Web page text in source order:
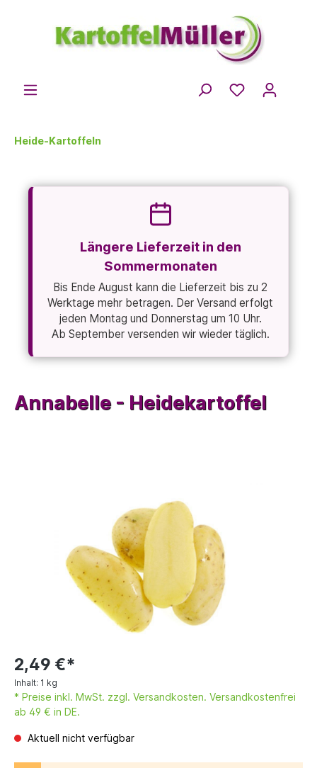
Heide-Kartoffeln
Längere Lieferzeit in den
Sommermonaten
Bis Ende August kann die Lieferzeit bis zu 2
Werktage mehr betragen. Der Versand erfolgt
jeden Montag und Donnerstag um 10 Uhr.
Ab September versenden wir wieder täglich.
Annabelle - Heidekartoffel
2,49 €*
Inhalt: 1 kg
* Preise inkl. MwSt. zzgl. Versandkosten. Versandkostenfrei
ab 49 € in DE.
Aktuell nicht verfügbar